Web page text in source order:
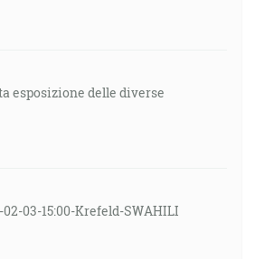
esposizione delle diverse
02-03-15:00-Krefeld-SWAHILI